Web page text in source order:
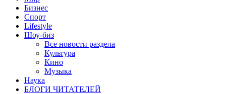
Бизнес
Спорт
Lifestyle
Шоу-биз
Все новости раздела
Культура
Кино
Музыка
Наука
БЛОГИ ЧИТАТЕЛЕЙ